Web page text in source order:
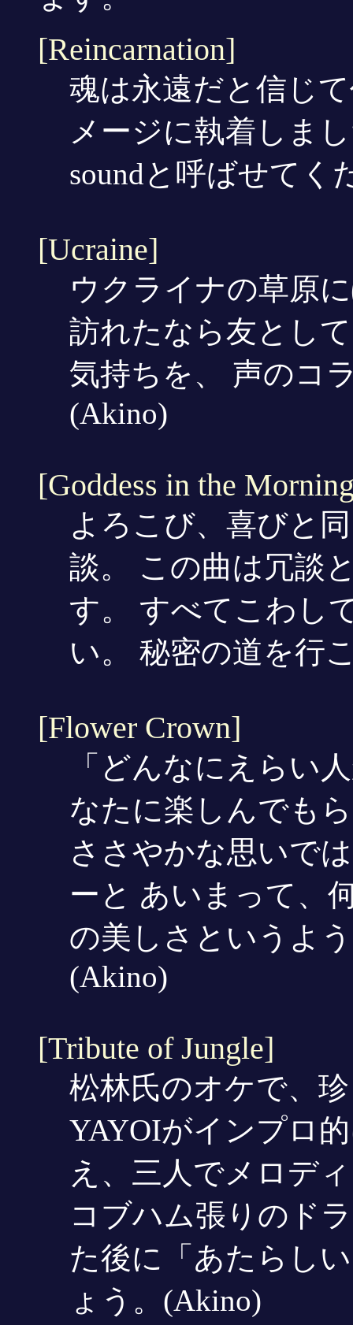
[Reincarnation]
魂は永遠だと信じ
メージに執着しま
soundと呼ばせてく
[Ucraine]
ウクライナの草原
訪れたなら友とし
気持ちを、 声のコ
(Akino)
[Goddess in the
よろこび、喜びと
談。 この曲は冗談
す。 すべてこわし
い。 秘密の道を行
[Flower Crown]
「どんなにえらい
なたに楽しんでも
ささやかな思いで
ーと あいまって、
の美しさというよ
(Akino)
[Tribute of Jungle]
松林氏のオケで、
YAYOIがインプロ
え、三人でメロデ
コブハム張りのド
た後に「あたらし
ょう。(Akino)